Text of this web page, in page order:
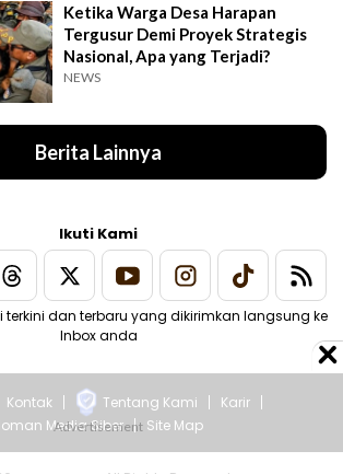
Ketika Warga Desa Harapan
Tergusur Demi Proyek Strategis
Nasional, Apa yang Terjadi?
NEWS
Berita Lainnya
Ikuti Kami
dan terbaru yang dikirimkan langsung ke
Inbox anda
Kontak Tentang Kami
Karir
Media Siber
Site Map